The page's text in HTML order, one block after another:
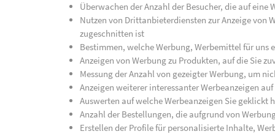
Überwachen der Anzahl der Besucher, die auf
Nutzen von Drittanbieterdiensten zur Anzeige von
zugeschnitten ist
Bestimmen, welche Werbung, Werbemittel für uns
Anzeigen von Werbung zu Produkten, auf die Sie
Messung der Anzahl von gezeigter Werbung, um
Anzeigen weiterer interessanter Werbeanzeigen
Auswerten auf welche Werbeanzeigen Sie geklickt
Anzahl der Bestellungen, die aufgrund von
Erstellen der Profile für personalisierte Inhalte,